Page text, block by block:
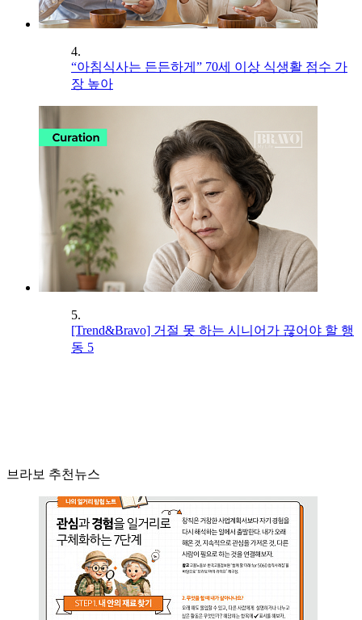
4.
“아침식사는 든든하게” 70세 이상 식생활 점수 가
장 높아
5.
[Trend&Bravo] 거절 못 하는 시니어가 끊어야 할 행
동 5
브라보 추천뉴스